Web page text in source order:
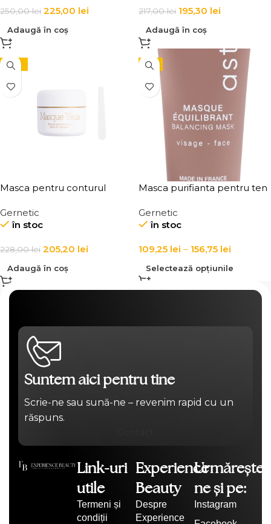
250,00lei 225,00 lei
Adaugă în coș
217,00lei 195,30 lei
Adaugă în coș
-10%
Masca pentru conturul
cearcanelor, pungilor si
ridurilor Masque Yeux
Gernetic
în stoc
228,00lei 205,20 lei
Adaugă în coș
-5%
Masca purifianta pentru ten
Gernetic
în stoc
109,25 lei – 156,75 lei
Selectează opțiunile
Suntem aici pentru tine
Scrie-ne sau sună-ne – revenim rapid cu un
răspuns.
Link-uri
utile
Termeni și
condiții
Experience
Beauty
Despre
Experience
Urmărește-
ne și pe:
Instagram